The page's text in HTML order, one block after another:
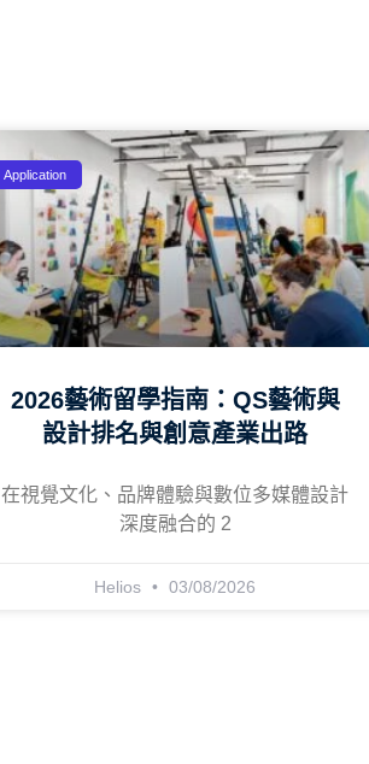
Application
2026藝術留學指南：QS藝術與
設計排名與創意產業出路
在視覺文化、品牌體驗與數位多媒體設計
深度融合的 2
Helios 03/08/2026